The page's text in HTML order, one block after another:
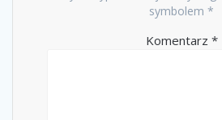
symbolem *
Komentarz *